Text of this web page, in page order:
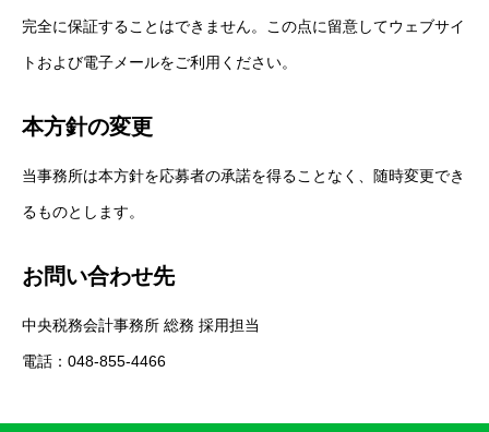
完全に保証することはできません。この点に留意してウェブサイ
トおよび電子メールをご利用ください。
本方針の変更
当事務所は本方針を応募者の承諾を得ることなく、随時変更でき
るものとします。
お問い合わせ先
中央税務会計事務所 総務 採用担当
電話：048-855-4466